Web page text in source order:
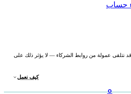
حساب
نتلقى عمولة من روابط الشركاء — لا يؤثر ذلك على
كيف نعمل